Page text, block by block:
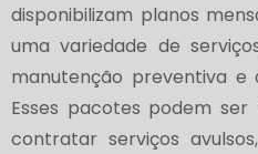
disponibilizam planos
uma variedade de
manutenção preventiva e
Esses pacotes podem
contratar serviços